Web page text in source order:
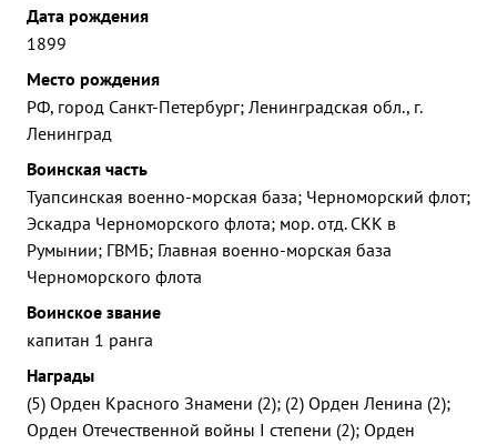
Дата рождения
1899
Место рождения
РФ, город Санкт-Петербург; Ленинградская обл., г.
Ленинград
Воинская часть
Туапсинская военно-морская база; Черноморский флот;
Эскадра Черноморского флота; мор. отд. СКК в
Румынии; ГВМБ; Главная военно-морская база
Черноморского флота
Воинское звание
капитан 1 ранга
Награды
(5) Орден Красного Знамени (2); (2) Орден Ленина (2);
Орден Отечественной войны I степени (2); Орден